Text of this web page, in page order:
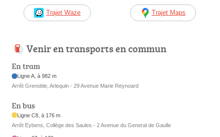
Trajet Waze Trajet Maps
Venir en transports en commun
En tram
Ligne A, à 982 m
Arrêt Grenoble, Arlequin - 29 Avenue Marie Reynoard
En bus
Ligne C8, à 176 m
Arrêt Eybens, Collège des Saules - 2 Avenue du General de Gaulle